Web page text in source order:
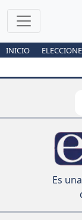
INICIO
Es